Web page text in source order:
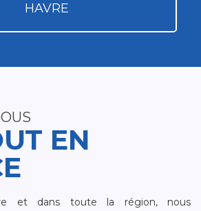
HAVRE
EN
et dans toute la région, nous